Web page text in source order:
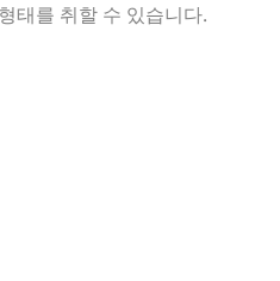
태를 취할 수 있습니다.